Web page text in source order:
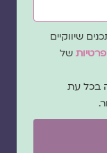
שיווקיים
של
בכל עת